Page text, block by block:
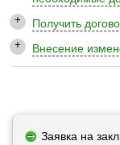
Получить
Внесение
Заявка на